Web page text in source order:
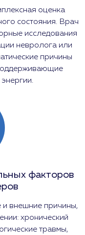
оценка
состояния. Врач
исследования
невролога или
причины
факторов
и внешние причины,
хронический
травмы,